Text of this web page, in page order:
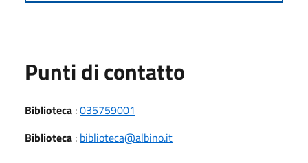
Punti di contatto
Biblioteca :035759001
Biblioteca : biblioteca@albino.it